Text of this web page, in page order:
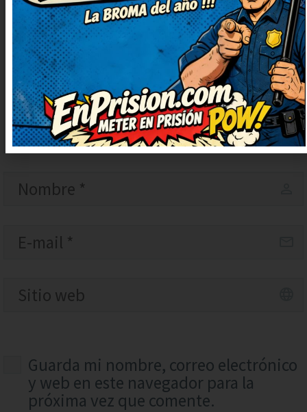
Guarda mi nombre, correo electrónico
y web en este navegador para la
próxima vez que comente.